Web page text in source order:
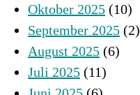
Oktober 2025 (10)
September 2025 (2)
August 2025 (6)
Juli 2025 (11)